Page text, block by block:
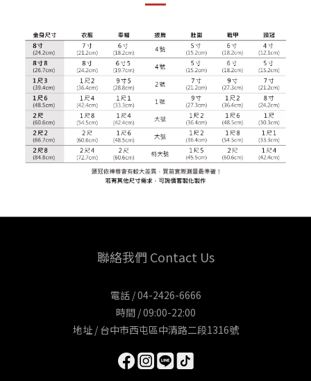
聯絡我們 Contact Us
電話 / 04-2426-6666
時間 / 09:00-22:00
地址 / 台中市西屯區中清路二段1316號